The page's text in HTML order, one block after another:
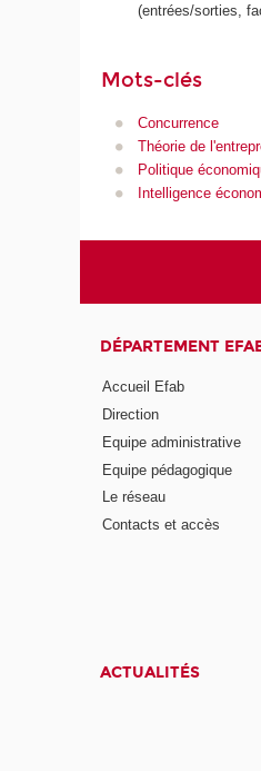
(entrées/sorties,
Mots-clés
Concurrence
Théorie de
Politique
Intelligence
DÉPARTEMENT
Accueil Efab
Direction
Equipe administrative
Equipe pédagogique
Le réseau
Contacts et accès
ACTUALITÉS